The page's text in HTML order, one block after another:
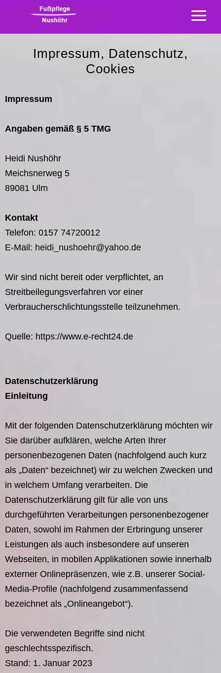
Impressum, Datenschutz,
Cookies
Impressum
Angaben gemäß § 5 TMG
Heidi Nushöhr
Meichsnerweg 5
89081 Ulm
Kontakt
Telefon: 0157 74720012
E-Mail: heidi_nushoehr@yahoo.de
Wir sind nicht bereit oder verpflichtet, an
Streitbeilegungsverfahren vor einer
Verbraucherschlichtungsstelle teilzunehmen.
Quelle: https://www.e-recht24.de
Datenschutzerklärung
Einleitung
Mit der folgenden Datenschutzerklärung möchten wir
Sie darüber aufklären, welche Arten Ihrer
personenbezogenen Daten (nachfolgend auch kurz
als „Daten“ bezeichnet) wir zu welchen Zwecken und
in welchem Umfang verarbeiten. Die
Datenschutzerklärung gilt für alle von uns
durchgeführten Verarbeitungen personenbezogener
Daten, sowohl im Rahmen der Erbringung unserer
Leistungen als auch insbesondere auf unseren
Webseiten, in mobilen Applikationen sowie innerhalb
externer Onlinepräsenzen, wie z.B. unserer Social-
Media-Profile (nachfolgend zusammenfassend
bezeichnet als „Onlineangebot“).
Die verwendeten Begriffe sind nicht
geschlechtsspezifisch.
Stand: 1. Januar 2023